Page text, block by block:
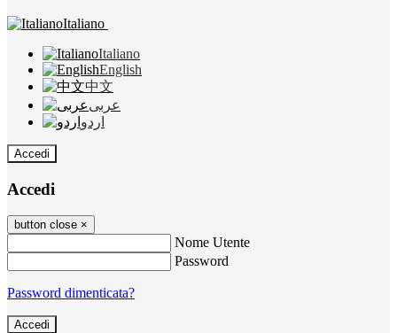
Italiano
Italiano
English
中文
عربى
اردو
Accedi
Accedi
button close ×
Nome Utente
Password
Password dimenticata?